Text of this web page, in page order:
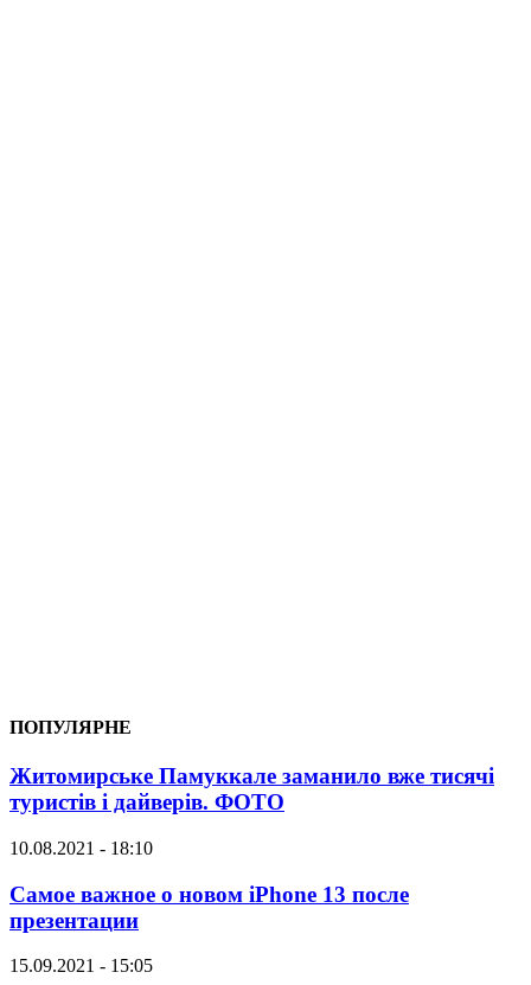
ПОПУЛЯРНЕ
Житомирське Памуккале заманило вже тисячі
туристів і дайверів. ФОТО
10.08.2021 - 18:10
Самое важное о новом iPhone 13 после
презентации
15.09.2021 - 15:05